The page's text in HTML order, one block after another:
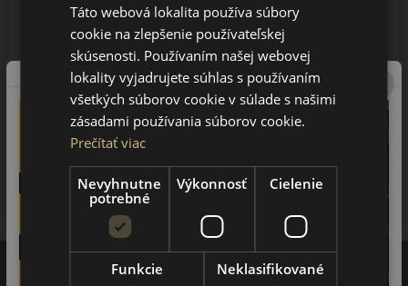
2023
2025
Táto webová lokalita používa súbory
cookie na zlepšenie používateľskej
skúsenosti. Používaním našej webovej
lokality vyjadrujete súhlas s používaním
všetkých súborov cookie v súlade s našimi
zásadami používania súborov cookie.
Prečítať viac
Nevyhnutne
potrebné
Výkonnosť Cielenie
Funkcie Neklasifikované